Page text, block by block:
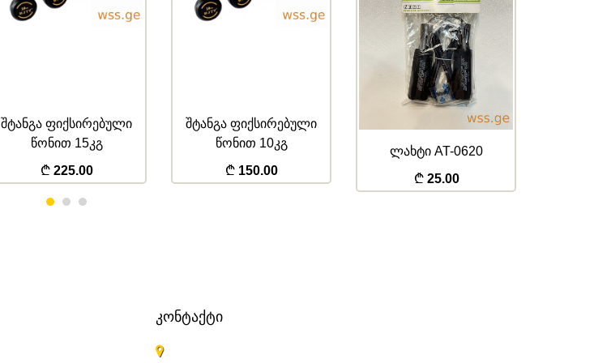
შტანგა ფიქსირებული
წონით 10კგ
150.00
ლახტი AT-0620
25.00
ლახტი HJ-E017
35.00
ᲙᲝᲜᲢᲐᲥᲢᲘ